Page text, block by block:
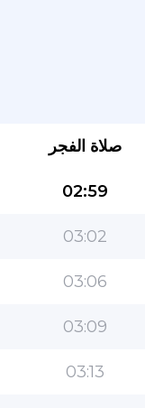
صلاة الفجر
02:59
03:02
03:06
03:09
03:13